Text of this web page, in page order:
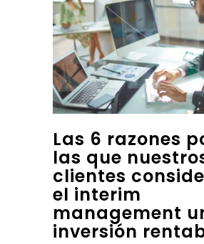
Las 6 razones
las que
clientes
el interim
management
inversión